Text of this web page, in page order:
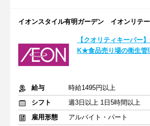
イオンスタイル有明ガーデン イオンリテ
【クオリティキーパー
K★食品売り場の衛生管
給与
時給1495円以上
シフト
週3日以上 1日5時間以上
雇用形態
アルバイト・パート